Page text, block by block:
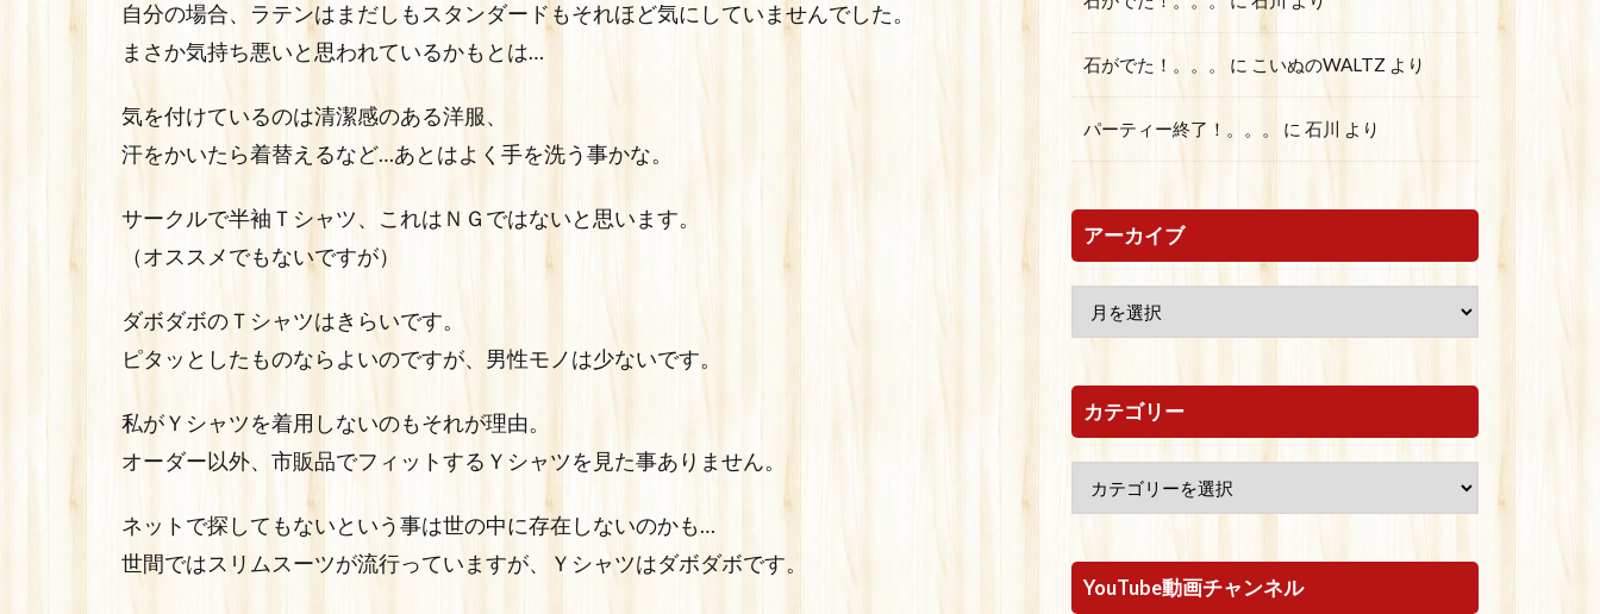
自分の場合、ラテンはまだしもスタンダードもそれほど気にしていませんでした。
まさか気持ち悪いと思われているかもとは…
気を付けているのは清潔感のある洋服、
汗をかいたら着替えるなど…あとはよく手を洗う事かな。
サークルで半袖Ｔシャツ、これはＮＧではないと思います。
（オススメでもないですが）
ダボダボのＴシャツはきらいです。
ピタッとしたものならよいのですが、男性モノは少ないです。
私がＹシャツを着用しないのもそれが理由。
オーダー以外、市販品でフィットするＹシャツを見た事ありません。
ネットで探してもないという事は世の中に存在しないのかも…
世間ではスリムスーツが流行っていますが、Ｙシャツはダボダボです。
石がでた！。。。 に こいぬのWALTZ より
パーティー終了！。。。 に 石川 より
アーカイブ
カテゴリー
YouTube動画チャンネル